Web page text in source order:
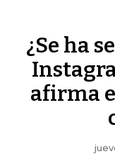
¿Se ha
afirma